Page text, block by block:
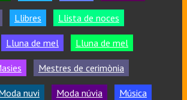
Llibres Llista de noces
Lluna de mel Lluna de mel
Mestres de cerimònia
nuvi Moda núvia Música